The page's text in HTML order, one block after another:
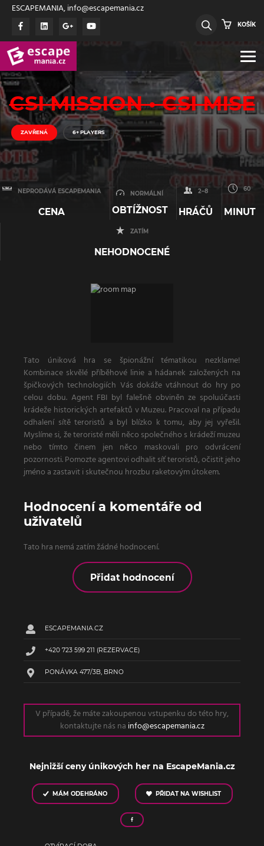
ESCAPEMANIA, info@escapemania.cz
KOŠÍK
CSI MISSION • CSI MISE
ZAVŘENÁ 6+ PLAYERS
NEPRODÁVÁ ESCAPEMANIA
CENA
NORMÁLNÍ
OBTÍŽNOST
2–8
HRÁČŮ
60
MINUT
ZATÍM
NEHODNOCENÉ
Tato úniková hra se špionážní tématikou nezklame!
Kombinace skvělé příběhové linie a hádanek založených na
špičkových technologiích Vás dokáže vtáhnout do hry po
celou dobu. Agent FBI byl falešně obviněn ze spoluúčasti
krádeže historických artefaktů v Muzeu. Pracoval na případu
odhalení sítě teroristů a byl blízko k tomu, aby jej vyřešil.
Myslíme si, že teroristé měli něco společného s krádeží muzeu
nebo tímto činem jen něco maskovali pro odvrácení
pozornosti. Pomozte agentovi odhalit síť teroristů, očistit jeho
jméno a zastavit i skutečnou hrozbu raketovým útokem.
Hodnocení a komentáře od
uživatelů
Tato hra nemá zatím žádné hodnocení.
Přidat hodnocení
ESCAPEMANIA.CZ
+420 723 599 211 (REZERVACE)
PONÁVKA 477/3B, BRNO
V případě, že máte zakoupenou vstupenku do této hry,
kontaktujte nás na info@escapemania.cz
Nejnižší ceny únikových her na EscapeMania.cz
MÁM ODEHRÁNO PŘIDAT NA WISHLIST